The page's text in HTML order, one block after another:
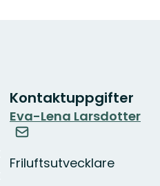
Kontaktuppgifter
Eva-Lena Larsdotter
Friluftsutvecklare